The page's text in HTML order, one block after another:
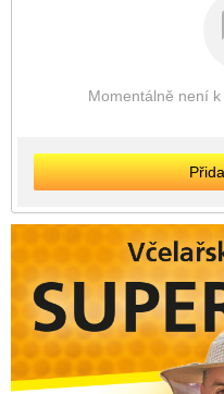
Momentálně není